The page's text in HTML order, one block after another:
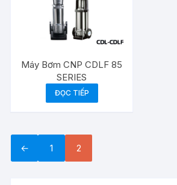
Máy Bơm CNP CDLF 85
SERIES
ĐỌC TIẾP
← 1 2